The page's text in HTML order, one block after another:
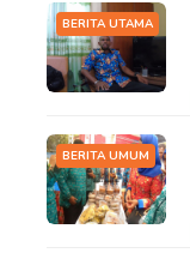
BERITA UTAMA
BERITA UMUM